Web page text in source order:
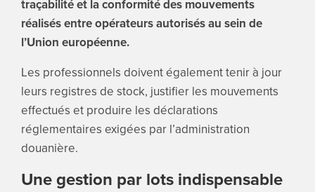
traçabilité et la conformité des mouvements
réalisés entre opérateurs autorisés au sein de
l’Union européenne.
Les professionnels doivent également tenir à jour
leurs registres de stock, justifier les mouvements
effectués et produire les déclarations
réglementaires exigées par l’administration
douanière.
Une gestion par lots indispensable